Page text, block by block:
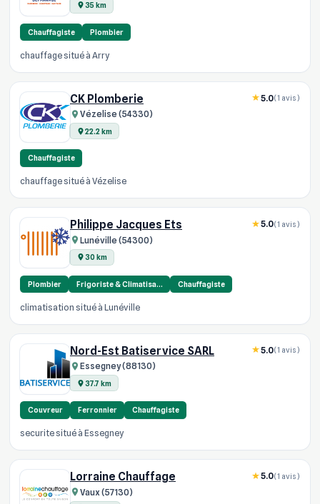
35 km
Chauffagiste Plombier
chauffage situé à Arry
CK Plomberie
Vézelise (54330)
22.2 km
5.0(1 avis)
Chauffagiste
chauffage situé à Vézelise
Philippe Jacques Ets
Lunéville (54300)
30 km
5.0(1 avis)
Plombier Frigoriste & Climatisa… Chauffagiste
climatisation situé à Lunéville
Nord-Est Batiservice SARL
Essegney (88130)
37.7 km
5.0(1 avis)
Couvreur Ferronnier Chauffagiste
securite situé à Essegney
Lorraine Chauffage
Vaux (57130)
5.0(1 avis)